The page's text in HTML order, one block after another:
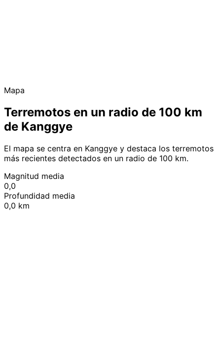
Mapa
Terremotos en un radio de 100 km
de Kanggye
El mapa se centra en Kanggye y destaca los terremotos
más recientes detectados en un radio de 100 km.
Magnitud media
0,0
Profundidad media
0,0 km